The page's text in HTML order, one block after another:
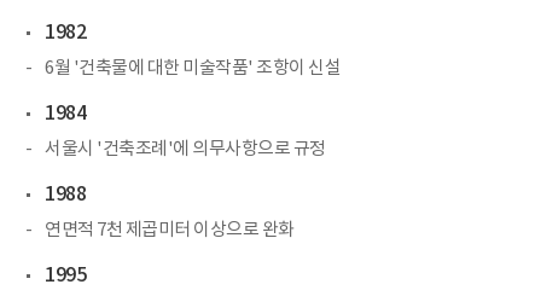
1982
6월 '건축물에 대한 미술작품' 조항이 신설
1984
서울시 '건축조례'에 의무사항으로 규정
1988
연면적 7천 제곱미터 이상으로 완화
1995